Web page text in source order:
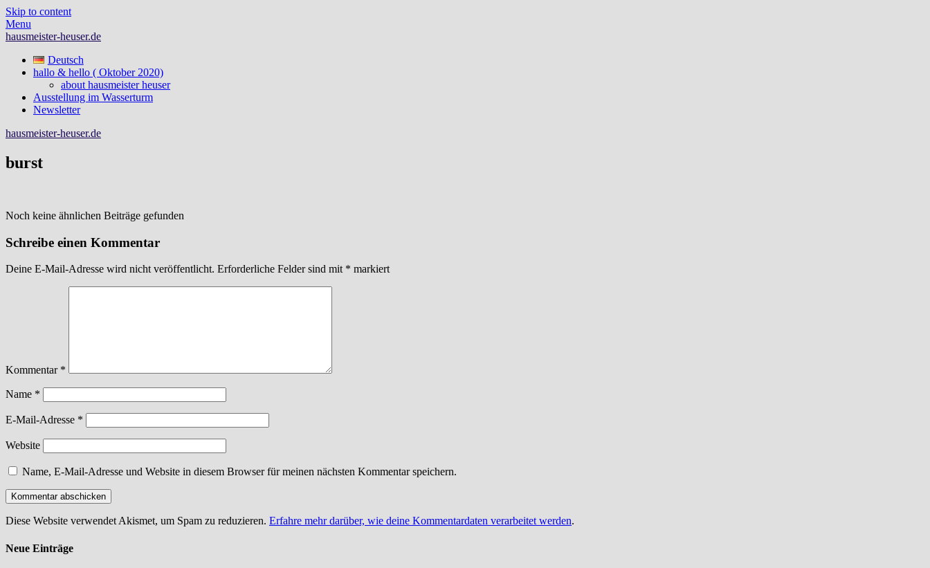
Skip to content
Menu
hausmeister-heuser.de
Deutsch
hallo & hello ( Oktober 2020)
about hausmeister heuser
Ausstellung im Wasserturm
Newsletter
hausmeister-heuser.de
burst
Noch keine ähnlichen Beiträge gefunden
Schreibe einen Kommentar
Deine E-Mail-Adresse wird nicht veröffentlicht. Erforderliche Felder sind mit * markiert
Kommentar *
Name *
E-Mail-Adresse *
Website
Name, E-Mail-Adresse und Website in diesem Browser für meinen nächsten Kommentar speichern.
Diese Website verwendet Akismet, um Spam zu reduzieren. Erfahre mehr darüber, wie deine Kommentardaten verarbeitet werden.
Neue Einträge